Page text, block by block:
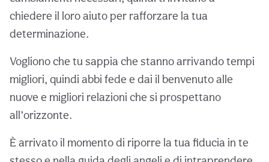
chiedere il loro aiuto per rafforzare la tua
determinazione.
Vogliono che tu sappia che stanno arrivando tempi
migliori, quindi abbi fede e dai il benvenuto alle
nuove e migliori relazioni che si prospettano
all’orizzonte.
È arrivato il momento di riporre la tua fiducia in te